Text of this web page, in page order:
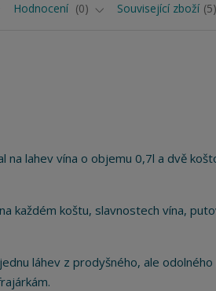
Hodnocení 0 Související zboží 5
lahev vína o objemu 0,7l a dvě
každém koštu, slavnostech vína,
láhev z prodyšného, ale